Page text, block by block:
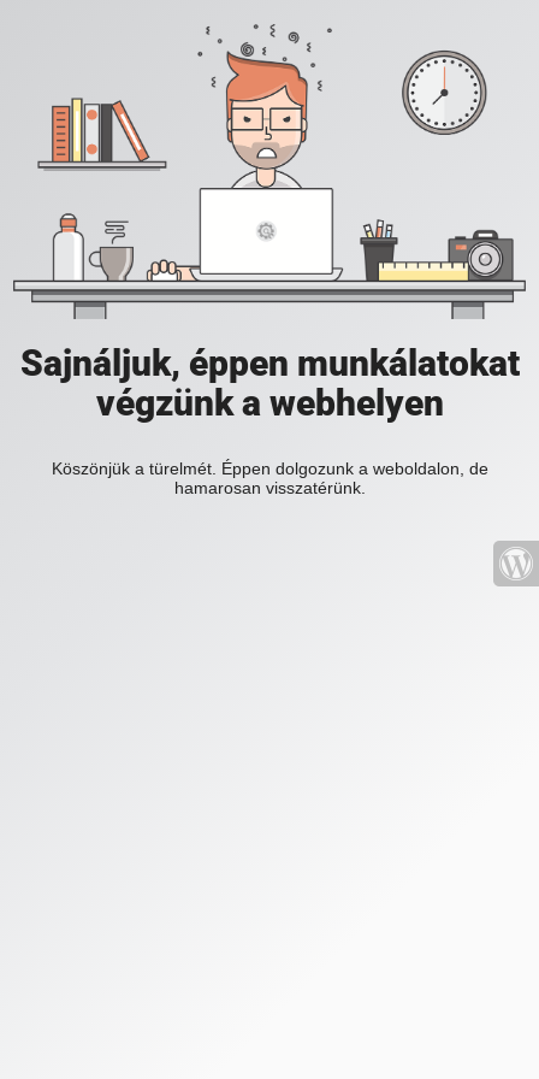
Sajnáljuk, éppen munkálatokat
végzünk a webhelyen
Köszönjük a türelmét. Éppen dolgozunk a weboldalon, de
hamarosan visszatérünk.